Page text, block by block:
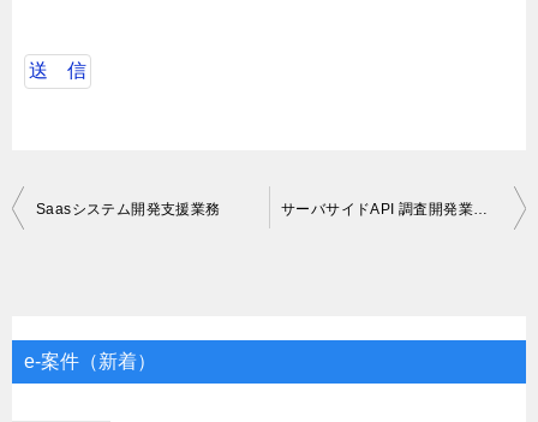
投
ゲ
Saasシステム開発支援業務 サーバサイドAPI 調査開発業務 Node.js TypeScript
e-案件（新着）